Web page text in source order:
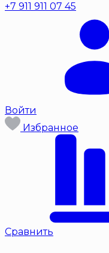
+7 911 911 07 45
Войти
Избранное
Сравнить